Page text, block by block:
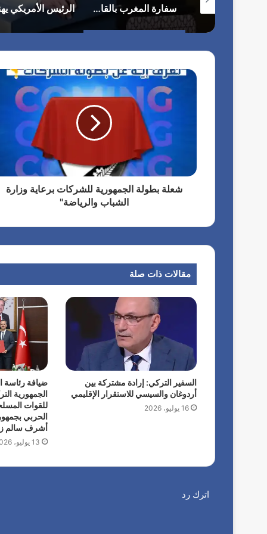
سفارة المغرب بالقاهرة تحتفل بعيد العرش الـ27
شعلة بطولة الجمهورية للشركات برعاية وزارة
الشباب والرياضة"
مقالات ذات صلة
السفير التركي: إرادة مشتركة بين
أردوغان والسيسي للاستقرار الإقليمي
16 يوليو، 2026
ضيافة رئاسة
الجمهورية
للقوات
الحربي
أشرف سالم
13 يوليو، 2026
اترك رد